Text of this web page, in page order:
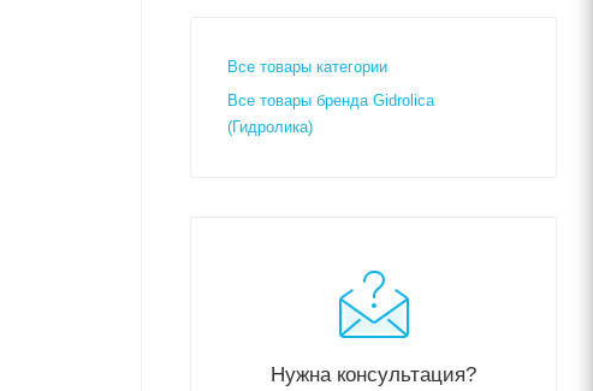
Все товары категории
Все товары бренда Gidrolica
(Гидролика)
Нужна консультация?